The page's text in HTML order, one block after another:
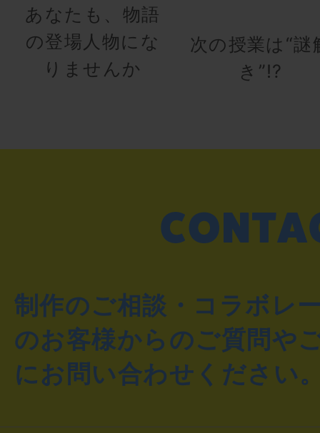
あなたも、物語
の登場人物にな
りませんか
次の授業は“謎
き”!?
制作のご相談・コラボレ
のお客様からのご質問や
にお問い合わせください